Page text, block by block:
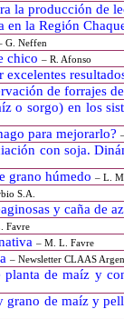
la producción de
en la Región
G. Neffen
chico – R. Afonso
excelentes
de forrajes
o sorgo) en los
para mejorarlo?
con soja.
grano húmedo – L.
S.A.
y caña de
Favre
– M. L. Favre
– Newsletter CLAAS
de maíz y
grano de maíz y